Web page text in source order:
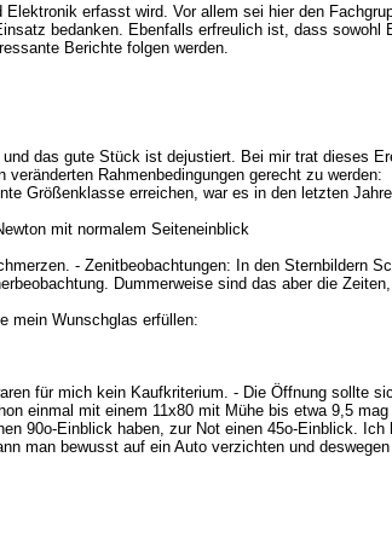
erfasst wird. Vor allem sei hier den
bedanken. Ebenfalls erfreulich ist, dass sowohl
Berichte folgen werden.
das gute Stück ist dejustiert. Bei mir trat dieses
Rahmenbedingungen gerecht zu werden:
Größenklasse erreichen, war es in den letzten
mit normalem Seiteneinblick
- Zenitbeobachtungen: In den Sternbildern
Dummerweise sind das aber die
mein Wunschglas erfüllen:
für mich kein Kaufkriterium. - Die Öffnung sollte
einmal mit einem 11x80 mit Mühe bis etwa 9,5
90o-Einblick haben, zur Not einen 45o-Einblick. Ich
man bewusst auf ein Auto verzichten und